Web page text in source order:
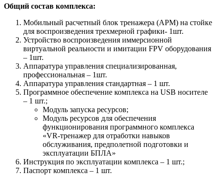
Общий состав комплекса:
Мобильный расчетный блок тренажера (АРМ) на стойке
для воспроизведения трехмерной графики- 1шт.
Устройство воспроизведения иммерсионной
виртуальной реальности и имитации FPV оборудования
– 1шт.
Аппаратура управления специализированная,
профессиональная – 1шт.
Аппаратура управления стандартная – 1 шт.
Программное обеспечение комплекса на USB носителе
– 1 шт.;
Модуль запуска ресурсов;
Модуль ресурсов для обеспечения
функционирования программного комплекса
«VR-тренажер для отработки навыков
обслуживания, предполетной подготовки и
эксплуатации БПЛА»
Инструкция по эксплуатации комплекса – 1 шт.;
Паспорт комплекса – 1 шт.